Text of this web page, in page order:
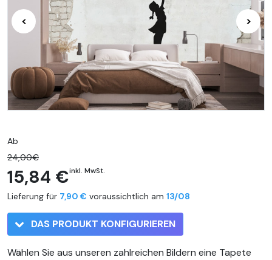
< >
Ab
24,00€
15,84 €inkl. MwSt.
Lieferung für 7,90 € voraussichtlich am 13/08
DAS PRODUKT KONFIGURIEREN
Wählen Sie aus unseren zahlreichen Bildern eine Tapete